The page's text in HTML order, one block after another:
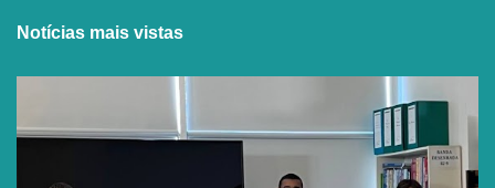
Notícias mais vistas